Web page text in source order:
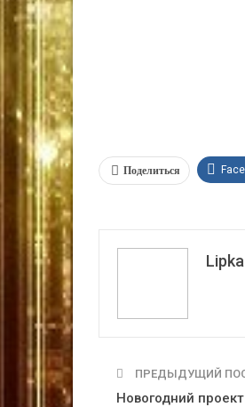
Поделиться
Lipka
ПРЕДЫДУЩИЙ
Новогодний